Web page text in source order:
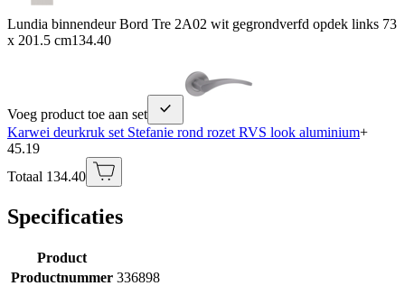
Lundia binnendeur Bord Tre 2A02 wit gegrondverfd opdek links 73
x 201.5 cm134.40
Voeg product toe aan set
Karwei deurkruk set Stefanie rond rozet RVS look aluminium+
45.19
Totaal 134.40
Specificaties
Product
Productnummer 336898